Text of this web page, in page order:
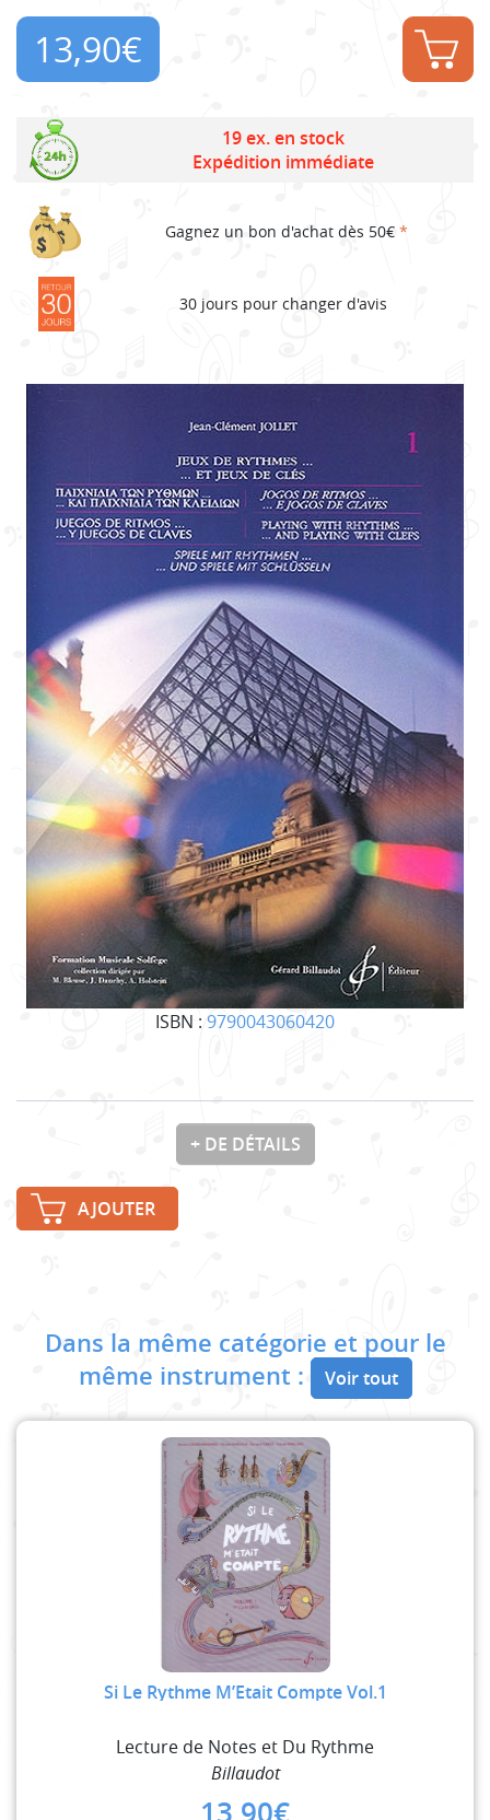
ISBN : 9790043060420
13,90€
19 ex. en stock
Expédition immédiate
Gagnez un bon d'achat dès 50€ *
30 jours pour changer d'avis
+ DE DÉTAILS
AJOUTER
Dans la même catégorie et pour le
même instrument :
Voir tout
Si Le Rythme M’Etait Compte Vol.1
Lecture de Notes et Du Rythme
Billaudot